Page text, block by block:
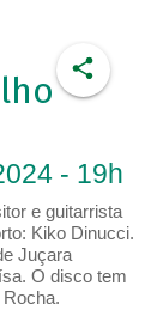
- 19h
e guitarrista
Kiko Dinucci.
Juçara
O disco tem